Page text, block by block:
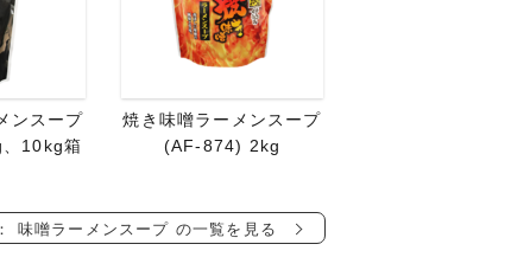
ンスープ
10kg箱
焼き味噌ラーメンスープ
(AF-874) 2kg
味噌ラーメンスープ の一覧を見る